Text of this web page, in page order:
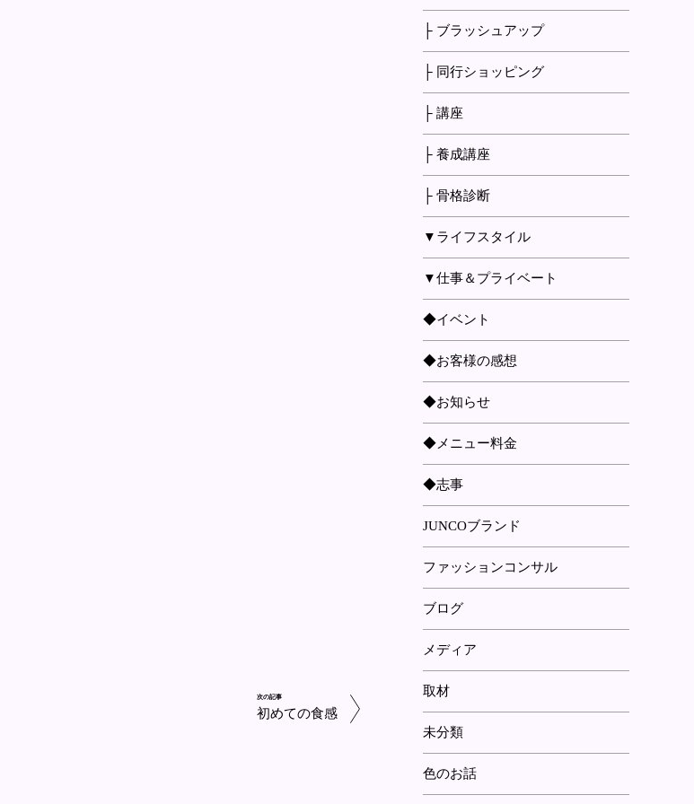
次の記事
初めての食感
├ ブラッシュアップ
├ 同行ショッピング
├ 講座
├ 養成講座
├ 骨格診断
▼ライフスタイル
▼仕事＆プライベート
◆イベント
◆お客様の感想
◆お知らせ
◆メニュー料金
◆志事
JUNCOブランド
ファッションコンサル
ブログ
メディア
取材
未分類
色のお話